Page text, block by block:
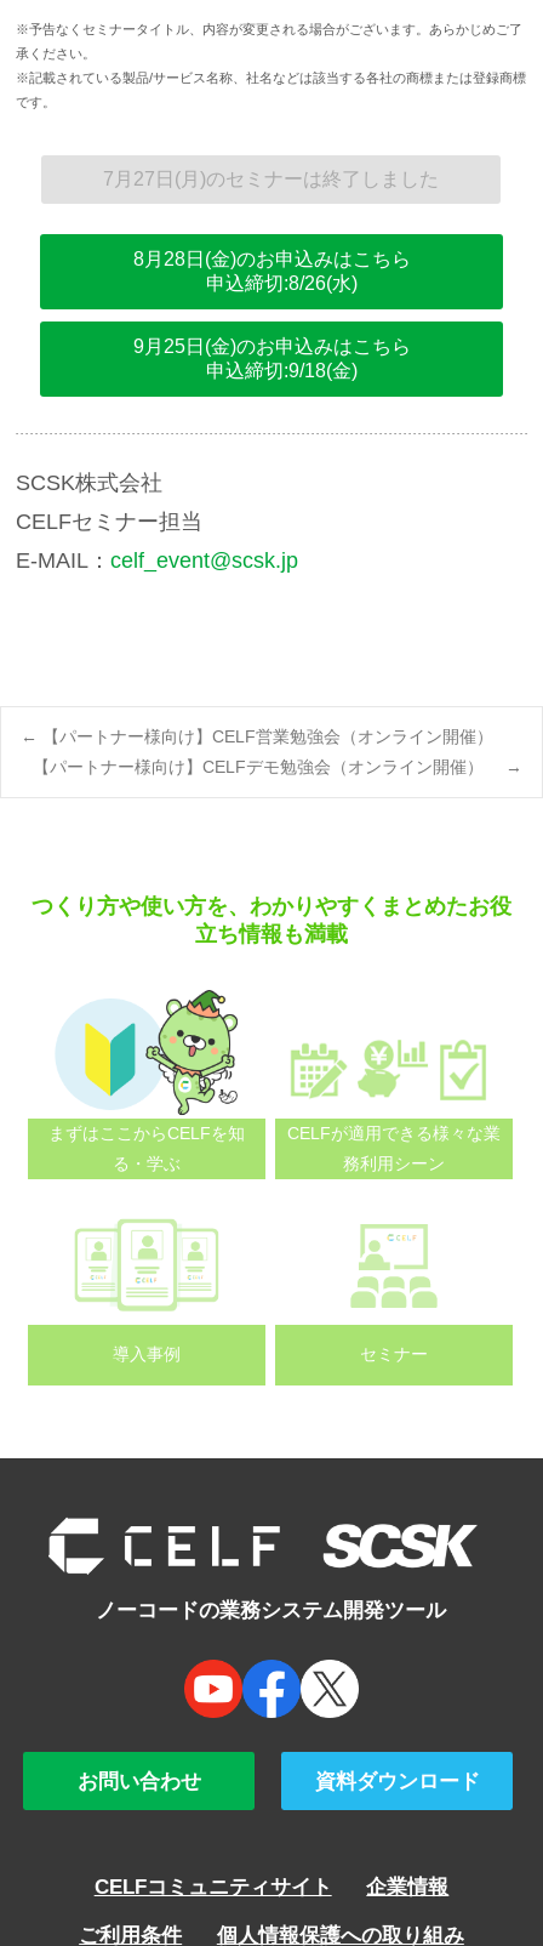
※予告なくセミナータイトル、内容が変更される場合がございます。あらかじめご了
承ください。
※記載されている製品/サービス名称、社名などは該当する各社の商標または登録商標
です。
7月27日(月)のセミナーは終了しました
8月28日(金)のお申込みはこちら
申込締切:8/26(水)
9月25日(金)のお申込みはこちら
申込締切:9/18(金)
SCSK株式会社
CELFセミナー担当
E-MAIL：celf_event@scsk.jp
Post
←
【パートナー様向け】CELF営業勉強会（オンライン開催）
【パートナー様向け】CELFデモ勉強会（オンライン開催）
→
つくり方や使い方を、わかりやすくまとめたお役
立ち情報も満載
まずはここからCELFを知
る・学ぶ
CELFが適用できる様々な業
務利用シーン
導入事例 セミナー
ノーコードの業務システム開発ツール
お問い合わせ 資料ダウンロード
CELFコミュニティサイト 企業情報
ご利用条件 個人情報保護への取り組み